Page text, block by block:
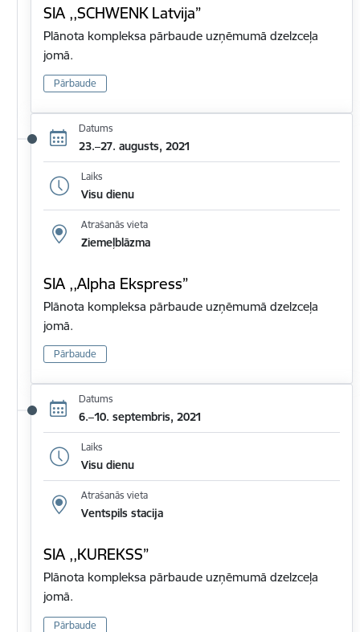
SIA ,,SCHWENK Latvija”
Plānota kompleksa pārbaude uzņēmumā dzelzceļa
jomā.
Pārbaude
Datums
23.–27. augusts, 2021
Laiks
Visu dienu
Atrašanās vieta
Ziemeļblāzma
SIA ,,Alpha Ekspress”
Plānota kompleksa pārbaude uzņēmumā dzelzceļa
jomā.
Pārbaude
Datums
6.–10. septembris, 2021
Laiks
Visu dienu
Atrašanās vieta
Ventspils stacija
SIA ,,KUREKSS”
Plānota kompleksa pārbaude uzņēmumā dzelzceļa
jomā.
Pārbaude